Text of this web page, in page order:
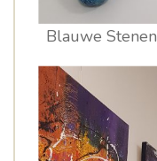
Blauwe Stenen